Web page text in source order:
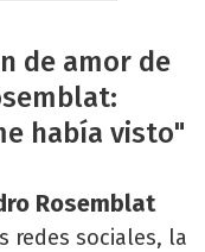
de amor de
había visto"
Rosemblat
redes sociales, la